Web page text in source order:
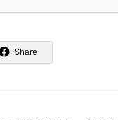
Share